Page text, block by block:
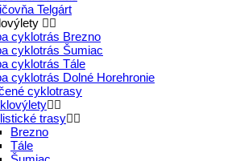
Telgárt
cyklotrás Brezno
cyklotrás Šumiac
cyklotrás Tále
cyklotrás Dolné Horehronie
cyklotrasy
trasy
Brezno
Tále